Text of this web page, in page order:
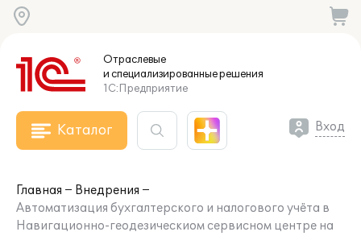
Отраслевые
и специализированныерешения
1С:Предприятие
Каталог Вход
Главная
Внедрения
Автоматизация бухгалтерского и налогового учёта в
Навигационно-геодезическиом сервисном центре на